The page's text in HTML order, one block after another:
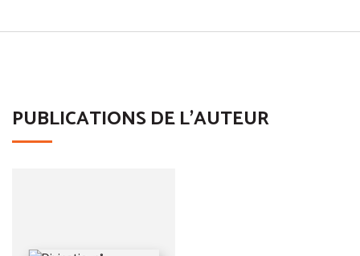
PUBLICATIONS DE L'AUTEUR